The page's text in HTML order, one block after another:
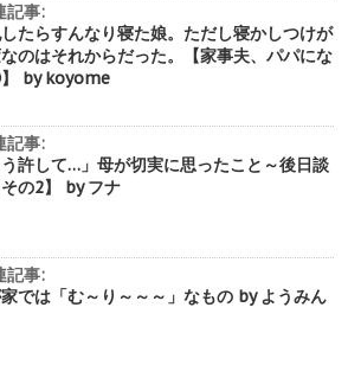
記事:
たらすんなり寝た娘。ただし寝かしつけが
のはそれからだった。【家事夫、パパにな
by koyome
記事:
う許して…」母が切実に思ったこと～後日談
その2】 by フナ
記事:
では「む～り～～～」なもの by ようみん